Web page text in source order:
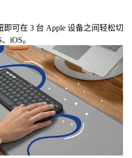
即可在 3 台 Apple 设备之间轻松切
iOS。